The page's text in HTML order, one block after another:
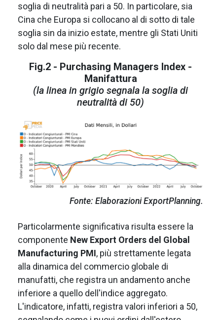
soglia di neutralità pari a 50. In particolare, sia
Cina che Europa si collocano al di sotto di tale
soglia sin da inizio estate, mentre gli Stati Uniti
solo dal mese più recente.
Fig.2 - Purchasing Managers Index -
Manifattura
(la linea in grigio segnala la soglia di
neutralità di 50)
Fonte: Elaborazioni ExportPlanning.
Particolarmente significativa risulta essere la
componente New Export Orders del Global
Manufacturing PMI, più strettamente legata
alla dinamica del commercio globale di
manufatti, che registra un andamento anche
inferiore a quello dell'indice aggregato.
L'indicatore, infatti, registra valori inferiori a 50,